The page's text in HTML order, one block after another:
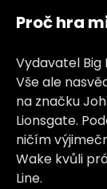
Proč hra
Vydavatel Big
Vše ale
na značku
Lionsgate.
ničím
Wake kvůli
Line.